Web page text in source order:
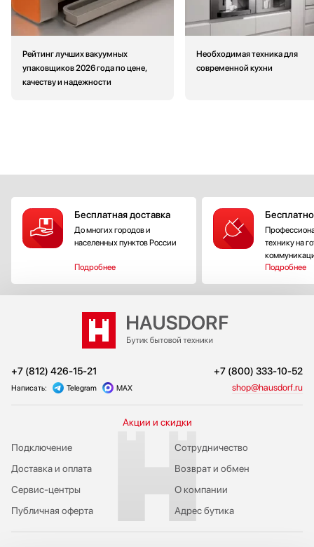
Рейтинг лучших вакуумных
упаковщиков 2026 года по цене,
качеству и надежности
Необходимая техника для
современной кухни
Бесплатная доставка
До многих городов и
населенных пунктов России
Подробнее
технику на
Подробнее
+7 (812) 426-15-21 +7 (800) 333-10-52
Написать: Telegram MAX shop@hausdorf.ru
Акции и скидки
Подключение
Публичная оферта
Сервис-центры
Доставка и оплата
Сотрудничество
Возврат и обмен
О компании
Адрес бутика